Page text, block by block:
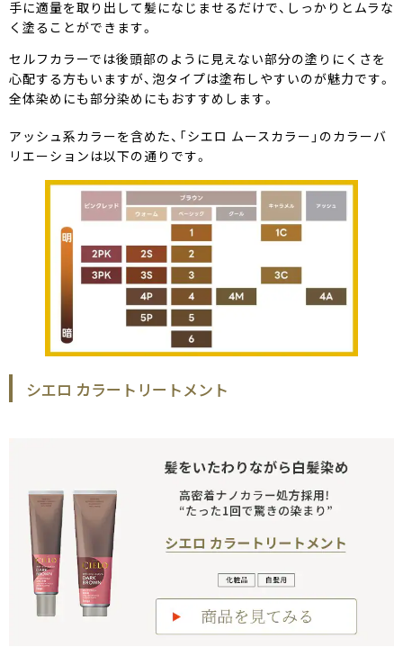
手に適量を取り出して髪になじませるだけで、しっかりとムラな
く塗ることができます。
セルフカラーでは後頭部のように見えない部分の塗りにくさを
心配する方もいますが、泡タイプは塗布しやすいのが魅力です。
全体染めにも部分染めにもおすすめします。
アッシュ系カラーを含めた、「シエロ ムースカラー」のカラーバ
リエーションは以下の通りです。
シエロ カラートリートメント